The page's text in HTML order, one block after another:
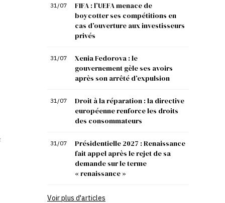
31/07
FIFA : l’UEFA menace de
boycotter ses compétitions en
cas d’ouverture aux investisseurs
privés
31/07
Xenia Fedorova : le
gouvernement gèle ses avoirs
après son arrêté d’expulsion
31/07
Droit à la réparation : la directive
européenne renforce les droits
des consommateurs
31/07
Présidentielle 2027 : Renaissance
fait appel après le rejet de sa
demande sur le terme
« renaissance »
Voir plus d'articles